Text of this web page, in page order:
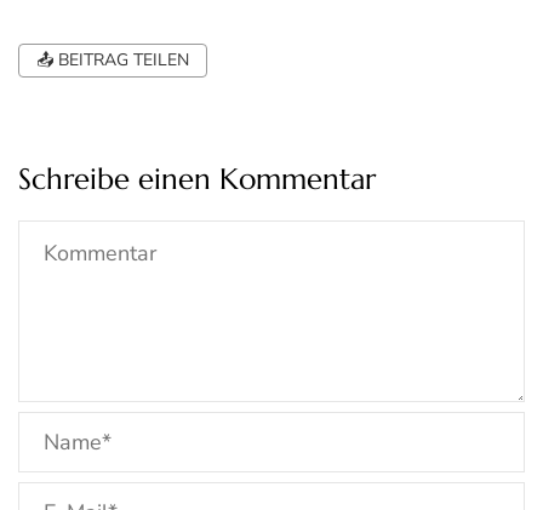
📤 BEITRAG TEILEN
Schreibe einen Kommentar